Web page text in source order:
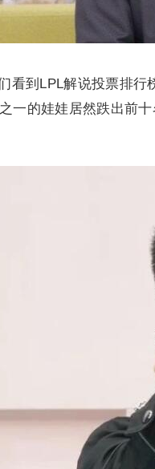
看到LPL解说投票排行
一的娃娃居然跌出前